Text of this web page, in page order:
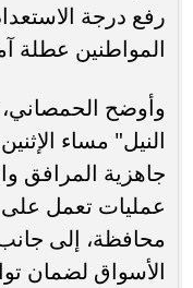
رفع درجة
المواطنين عطلة
وأوضح
النيل" مساء
جاهزية المرافق
عمليات تعمل
محافظة، إلى
الأسواق لضمان